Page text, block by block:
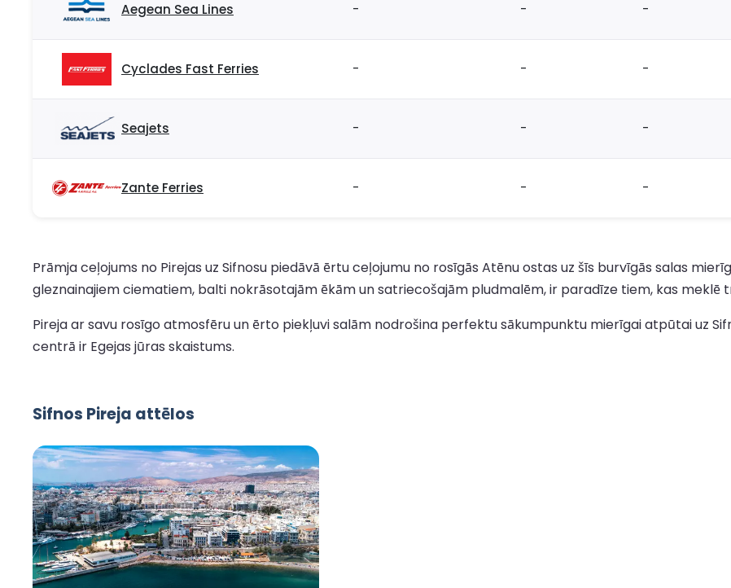
Aegean Sea Lines - - -
Cyclades Fast Ferries - - -
Seajets - - -
Zante Ferries - - -
Prāmja ceļojums no Pirejas uz Sifnosu piedāvā ērtu ceļojumu no rosīgās Atēnu ostas uz šīs burvīgās salas
gleznainajiem ciematiem, balti nokrāsotajām ēkām un satriecošajām pludmalēm, ir paradīze tiem, kas meklē
Pireja ar savu rosīgo atmosfēru un ērto piekļuvi salām nodrošina perfektu sākumpunktu mierīgai atpūtai uz
centrā ir Egejas jūras skaistums.
Sifnos Pireja attēlos